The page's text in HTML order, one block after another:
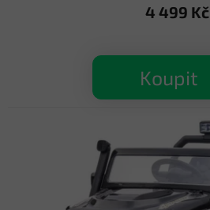
4 499 Kč
Koupit